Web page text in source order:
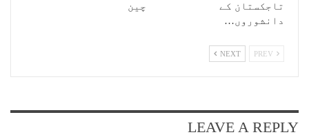
تاجکستان کے
دانشوروں…
چین
NEXT
LEAVE A REPLY